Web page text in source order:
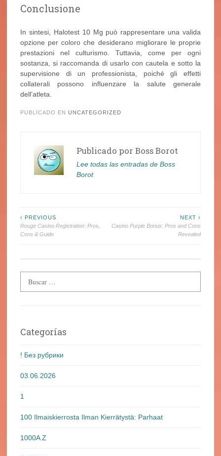
Conclusione
In sintesi, Halotest 10 Mg può rappresentare una valida
opzione per coloro che desiderano migliorare le proprie
prestazioni nel culturismo. Tuttavia, come per ogni
sostanza, si raccomanda di usarlo con cautela e sotto la
supervisione di un professionista, poiché gli effetti
collaterali possono influenzare la salute generale
dell’atleta.
PUBLICADO EN UNCATEGORIZED
Publicado por Boss Borot
Lee todas las entradas de Boss
Borot
Navegación
de
‹ PREVIOUS
Rouge Casino Registration: Pros,
Cons & Guide
NEXT ›
Casino Purple Bonus: Pros and Cons
Revealed
Categorías
! Без рубрики
03.06.2026
1
100 Ilmaiskierrosta Ilman Kierrätystä: Parhaat
1000A Z